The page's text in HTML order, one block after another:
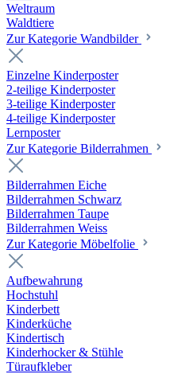
Weltraum
Waldtiere
Zur Kategorie Wandbilder
Einzelne Kinderposter
2-teilige Kinderposter
3-teilige Kinderposter
4-teilige Kinderposter
Lernposter
Zur Kategorie Bilderrahmen
Bilderrahmen Eiche
Bilderrahmen Schwarz
Bilderrahmen Taupe
Bilderrahmen Weiss
Zur Kategorie Möbelfolie
Aufbewahrung
Hochstuhl
Kinderbett
Kinderküche
Kindertisch
Kinderhocker & Stühle
Türaufkleber